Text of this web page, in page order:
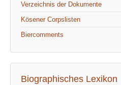
Verzeichnis der Dokumente
Kösener Corpslisten
Biercomments
Biographisches Lexikon